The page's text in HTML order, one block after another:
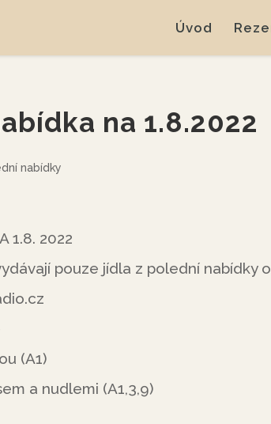
Úvod
na 1.8.2022
nabídky
1.8. 2022
pouze jídla z polední nabídky
(A1)
a nudlemi (A1,3,9)